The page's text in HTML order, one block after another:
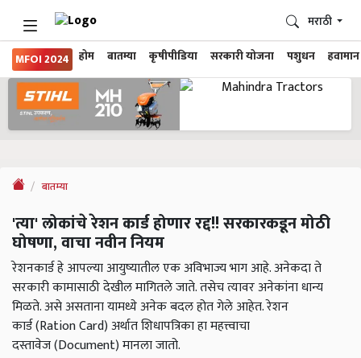
MFOI 2024 होम बातम्या कृषीपीडिया सरकारी योजना पशुधन हवामान
मराठी
बातम्या
'त्या' लोकांचे रेशन कार्ड होणार रद्द!! सरकारकडून मोठी
घोषणा, वाचा नवीन नियम
रेशनकार्ड हे आपल्या आयुष्यातील एक अविभाज्य भाग आहे. अनेकदा ते
सरकारी कामासाठी देखील मागितले जाते. तसेच त्यावर अनेकांना धान्य
मिळते. असे असताना यामध्ये अनेक बदल होत गेले आहेत. रेशन
कार्ड (Ration Card) अर्थात शिधापत्रिका हा महत्त्वाचा
दस्तावेज (Document) मानला जातो.